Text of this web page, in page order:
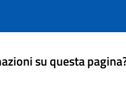
su questa